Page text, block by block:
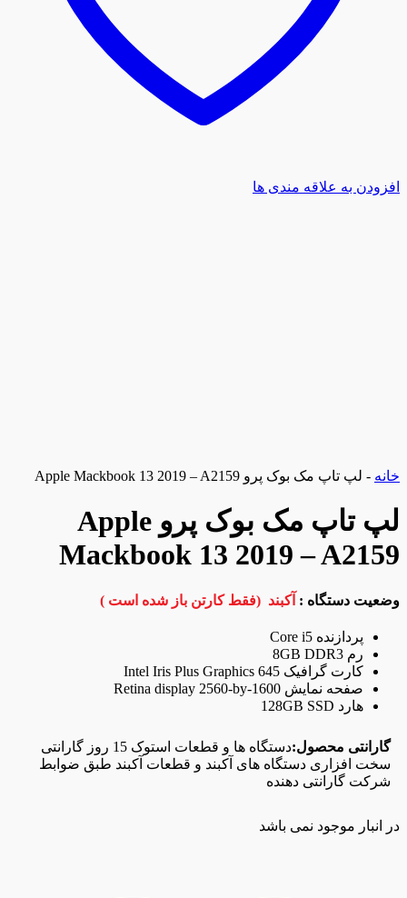
افزودن به علاقه مندی ها
خانه - لپ تاپ مک بوک پرو Apple Mackbook 13 2019 – A2159
لپ تاپ مک بوک پرو Apple
Mackbook 13 2019 – A2159
وضعیت دستگاه : آکبند (فقط کارتن باز شده است )
پردازنده Core i5
رم 8GB DDR3
کارت گرافیک Intel Iris Plus Graphics 645
صفحه نمایش Retina display 2560-by-1600
هارد 128GB SSD
گارانتی محصول:
دستگاه ها و قطعات استوک 15 روز گارانتی
سخت افزاری دستگاه های آکبند و قطعات آکبند طبق ضوابط
شرکت گارانتی دهنده
در انبار موجود نمی باشد